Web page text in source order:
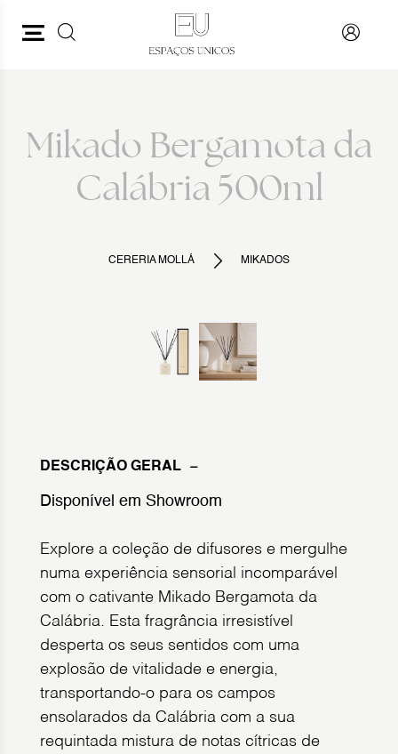
Mikado Bergamota da
Calábria 500ml
CERERIA MOLLÁ MIKADOS
DESCRIÇÃO GERAL
Disponível em Showroom
Explore a coleção de difusores e mergulhe
numa experiência sensorial incomparável
com o cativante Mikado Bergamota da
Calábria. Esta fragrância irresistível
desperta os seus sentidos com uma
explosão de vitalidade e energia,
transportando-o para os campos
ensolarados da Calábria com a sua
requintada mistura de notas cítricas de
PESQUISAR